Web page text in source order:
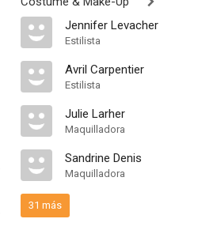
Jennifer Levacher
Estilista
Avril Carpentier
Estilista
Julie Larher
Maquilladora
Sandrine Denis
Maquilladora
31 más